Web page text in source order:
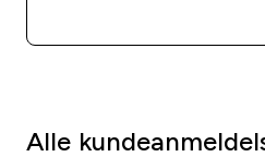
Alle